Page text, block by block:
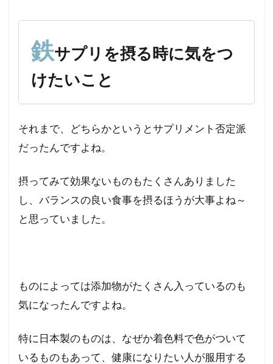
鉄サプリを摂る時に気をつ
けたいこと
それまで、どちらかというとサプリメント否定派
だったんですよね。
摂ってみて効果ないものもたくさんありました
し、バランスの良い食事を摂るほうが大事よね～
と思っていました。
ものによっては添加物がたくさん入っているのも
気になったんですよね。
特に日本製のものは、なぜか着色料で色がついて
いるものもあって、健康になりたい人が服用する